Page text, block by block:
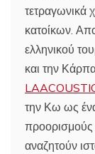
τετραγωνικά
κατοίκων.
ελληνικού
και την
την Κω ως
προορισμούς
αναζητούν